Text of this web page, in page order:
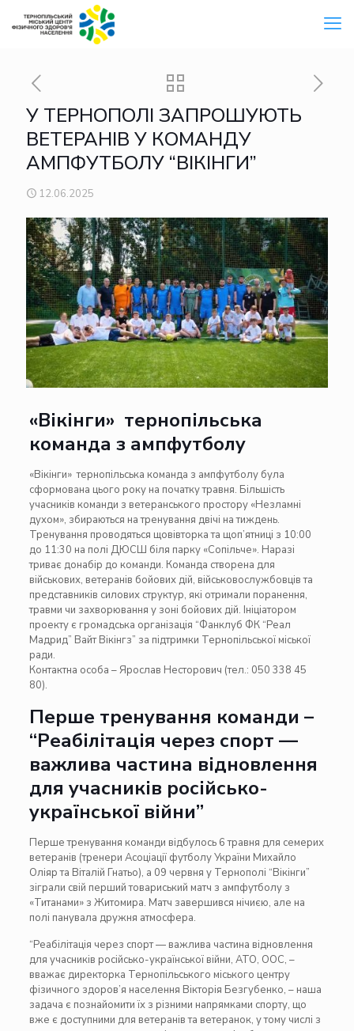
У ТЕРНОПОЛІ ЗАПРОШУЮТЬ
ВЕТЕРАНІВ У КОМАНДУ
АМПФУТБОЛУ “ВІКІНГИ”
12.06.2025
«Вікінги» тернопільська
команда з ампфутболу
«Вікінги» тернопільська команда з ампфутболу була
сформована цього року на початку травня. Більшість
учасників команди з ветеранського простору «Незламні
духом», збираються на тренування двічі на тиждень.
Тренування проводяться щовівторка та щоп’ятниці з 10:00
до 11:30 на полі ДЮСШ біля парку «Сопільче». Наразі
триває донабір до команди. Команда створена для
військових, ветеранів бойових дій, військовослужбовців та
представників силових структур, які отримали поранення,
травми чи захворювання у зоні бойових дій. Ініціатором
проекту є громадська організація “Фанклуб ФК “Реал
Мадрид” Вайт Вікінгз” за підтримки Тернопільської міської
ради.
Контактна особа – Ярослав Несторович (тел.: 050 338 45
80).
Перше тренування команди –
“Реабілітація через спорт —
важлива частина відновлення
для учасників російсько-
української війни”
Перше тренування команди відбулось 6 травня для семерих
ветеранів (тренери Асоціації футболу України Михайло
Оліяр та Віталій Гнатьо), а 09 червня у Тернополі “Вікінги”
зіграли свій перший товариський матч з ампфутболу з
«Титанами» з Житомира. Матч завершився нічиєю, але на
полі панувала дружня атмосфера.
“Реабілітація через спорт — важлива частина відновлення
для учасників російсько-української війни, АТО, ООС, –
вважає директорка Тернопільського міського центру
фізичного здоров’я населення Вікторія Безгубенко, – наша
задача є познайомити їх з різними напрямками спорту, що
вже є доступними для ветеранів та ветеранок, у тому числі з